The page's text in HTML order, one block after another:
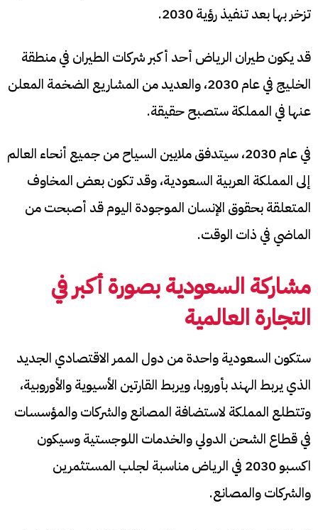
تزخر بها بعد تنفيذ رؤية 2030.
قد يكون طيران الرياض أحد أكبر شركات الطيران في منطقة
الخليج في عام 2030، والعديد من المشاريع الضخمة المعلن
عنها في المملكة ستصبح حقيقة.
في عام 2030، سيتدفق ملايين السياح من جميع أنحاء العالم
إلى المملكة العربية السعودية، وقد تكون بعض المخاوف
المتعلقة بحقوق الإنسان الموجودة اليوم قد أصبحت من
الماضي في ذات الوقت.
مشاركة السعودية بصورة أكبر في
التجارة العالمية
ستكون السعودية واحدة من دول الممر الاقتصادي الجديد
الذي يربط الهند بأوروبا، ويربط القارتين الأسيوية والأوروبية،
وتتطلع المملكة لاستضافة المصانع والشركات والمؤسسات
في قطاع الشحن الدولي والخدمات اللوجستية وسيكون
اكسبو 2030 في الرياض مناسبة لجلب المستثمرين
والشركات والمصانع.